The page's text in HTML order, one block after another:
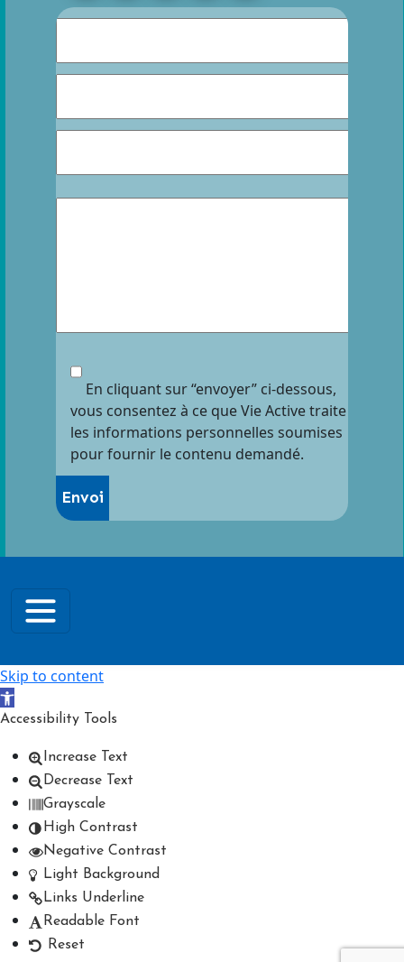
En cliquant sur “envoyer” ci-dessous,
vous consentez à ce que Vie Active traite
les informations personnelles soumises
pour fournir le contenu demandé.
Skip to content
Open toolbar
Accessibility Tools
Increase Text
Decrease Text
Grayscale
High Contrast
Negative Contrast
Light Background
Links Underline
Readable Font
Reset